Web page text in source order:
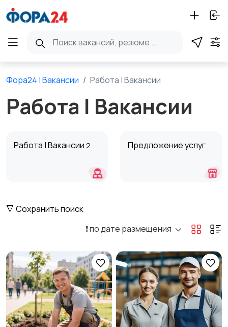
Фора24 | Вакансии Работа | Вакансии
Работа | Вакансии
Работа | Вакансии 2 Предложение услуг
🔻 Сохранить поиск
❗️ по дате размещения